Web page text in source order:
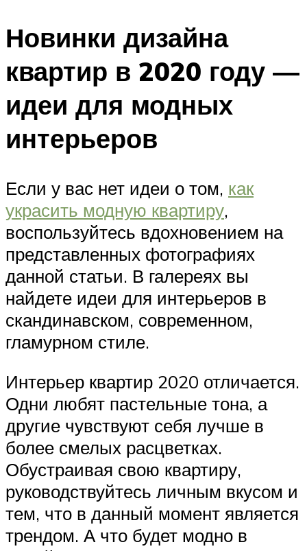
Новинки дизайна
квартир в 2020 году —
идеи для модных
интерьеров
Если у вас нет идеи о том, как
украсить модную квартиру,
воспользуйтесь вдохновением на
представленных фотографиях
данной статьи. В галереях вы
найдете идеи для интерьеров в
скандинавском, современном,
гламурном стиле.
Интерьер квартир 2020 отличается.
Одни любят пастельные тона, а
другие чувствуют себя лучше в
более смелых расцветках.
Обустраивая свою квартиру,
руководствуйтесь личным вкусом и
тем, что в данный момент является
трендом. А что будет модно в